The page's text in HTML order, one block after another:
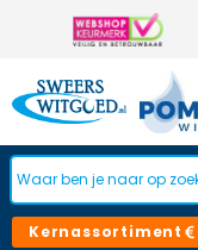
Kernassortiment